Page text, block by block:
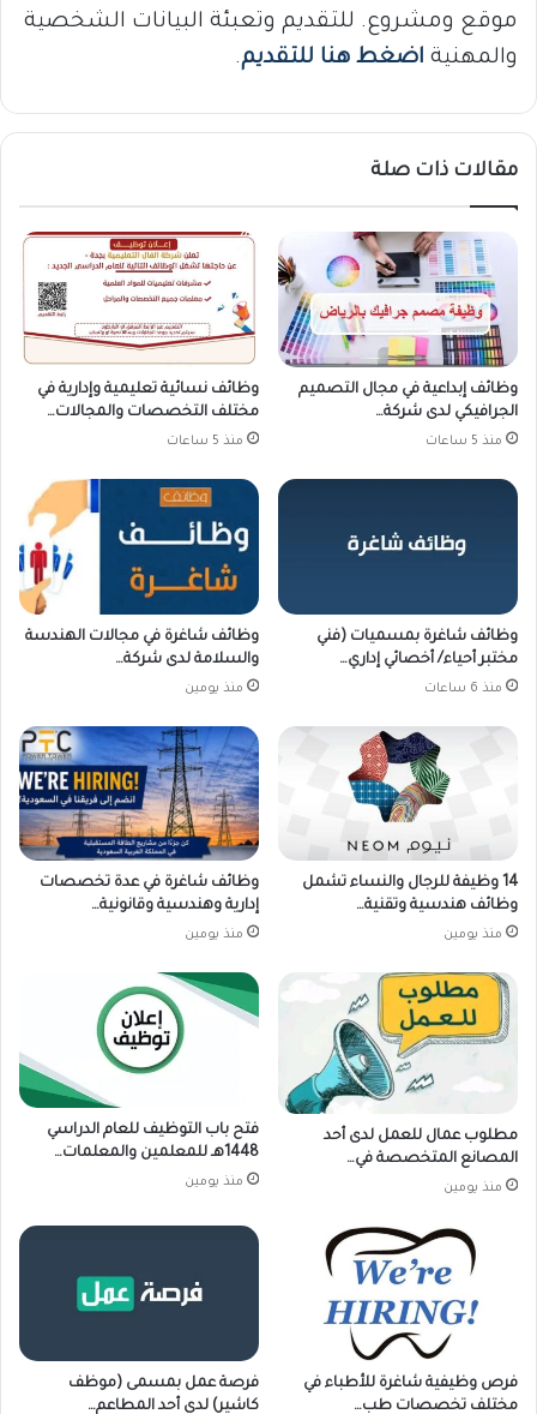
موقع ومشروع. للتقديم وتعبئة البيانات الشخصية
والمهنية اضغط هنا للتقديم.
مقالات ذات صلة
وظائف إبداعية في مجال التصميم
الجرافيكي لدى شركة…
منذ 5 ساعات
وظائف نسائية تعليمية وإدارية في
مختلف التخصصات والمجالات…
منذ 5 ساعات
وظائف شاغرة بمسميات (فني
مختبر أحياء/ أخصائي إداري…
منذ 6 ساعات
وظائف شاغرة في مجالات الهندسة
والسلامة لدى شركة…
منذ يومين
14 وظيفة للرجال والنساء تشمل
وظائف هندسية وتقنية…
منذ يومين
وظائف شاغرة في عدة تخصصات
إدارية وهندسية وقانونية…
منذ يومين
مطلوب عمال للعمل لدى أحد
المصانع المتخصصة في…
منذ يومين
فتح باب التوظيف للعام الدراسي
1448هـ للمعلمين والمعلمات…
منذ يومين
فرص وظيفية شاغرة للأطباء في
مختلف تخصصات طب…
فرصة عمل بمسمى (موظف
كاشير) لدى أحد المطاعم…